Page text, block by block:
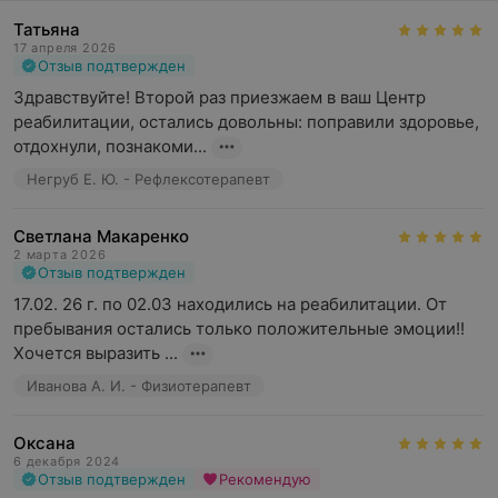
стационара:
- реабилитация пациентов с заболеваниями опорно-
двигательного аппарата и периферической нервной
системы,
- реабилитация пациентов с заболеваниями сердечно-
сосудистой системы,
перенесенных ЧМТ и травмами ЦНС,
психическими, психосоматическими расстройствами и
расстройствами сна,
перенесенного инсульта.
2.консультации следующих специалистов: врача-
терапевта, врача-невролога, врача-реабилитолога,
врача функциональной и ультразвуковой диагностики,
врача лечебной физкультуры, врача-психотерапевта,
психолога.
3.диагностикалабораторная, ультразвуковая,
Татьяна
17 апреля 2026
Отзыв подтвержден
Здравствуйте! Второй раз приезжаем в ваш Центр
реабилитации, остались довольны: поправили здоровье,
отдохнули, познакоми...
Негруб Е. Ю. - Рефлексотерапевт
Светлана Макаренко
2 марта 2026
Отзыв подтвержден
17.02. 26 г. по 02.03 находились на реабилитации. От
пребывания остались только положительные эмоции!!
Хочется выразить ...
Иванова А. И. - Физиотерапевт
Оксана
6 декабря 2024
Отзыв подтвержден Рекомендую